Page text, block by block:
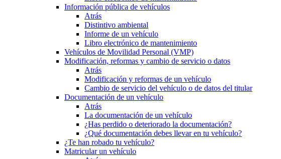
Información pública de vehículos
Atrás
Distintivo ambiental
Informe de un vehículo
Libro electrónico de mantenimiento
Vehículos de Movilidad Personal (VMP)
Modificación, reformas y cambio de servicio o datos
Atrás
Modificación y reformas de un vehículo
Cambio de servicio del vehículo o de datos del titular
Documentación de un vehículo
Atrás
La documentación de un vehículo
¿Has perdido o deteriorado la documentación?
¿Qué documentación debes llevar en tu vehículo?
¿Te han robado tu vehículo?
Matricular un vehículo